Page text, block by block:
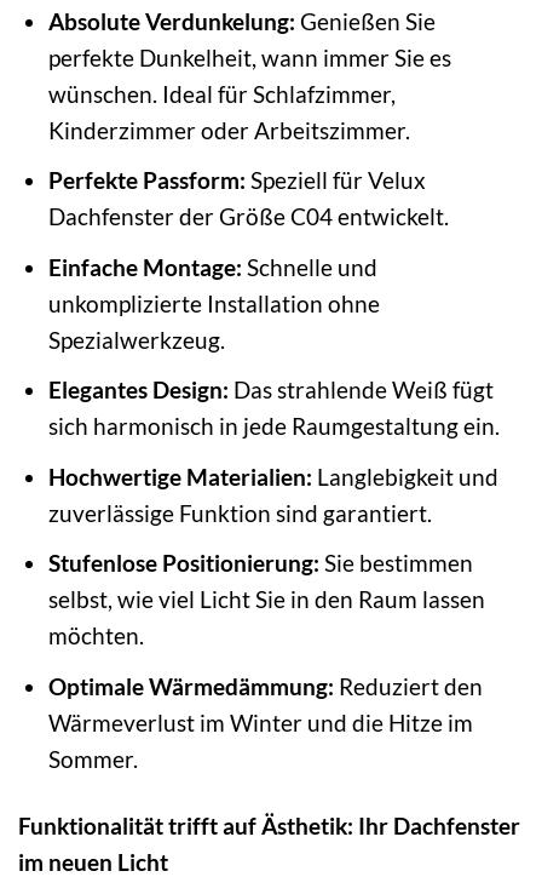
Absolute Verdunkelung: Genießen Sie
perfekte Dunkelheit, wann immer Sie es
wünschen. Ideal für Schlafzimmer,
Kinderzimmer oder Arbeitszimmer.
Perfekte Passform: Speziell für Velux
Dachfenster der Größe C04 entwickelt.
Einfache Montage: Schnelle und
unkomplizierte Installation ohne
Spezialwerkzeug.
Elegantes Design: Das strahlende Weiß fügt
sich harmonisch in jede Raumgestaltung ein.
Hochwertige Materialien: Langlebigkeit und
zuverlässige Funktion sind garantiert.
Stufenlose Positionierung: Sie bestimmen
selbst, wie viel Licht Sie in den Raum lassen
möchten.
Optimale Wärmedämmung: Reduziert den
Wärmeverlust im Winter und die Hitze im
Sommer.
Funktionalität trifft auf Ästhetik: Ihr Dachfenster
im neuen Licht